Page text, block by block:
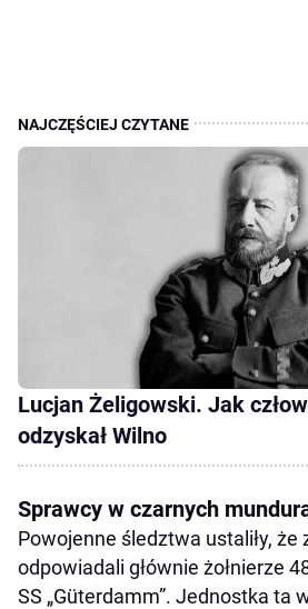
Lucjan Żeligowski. Jak
odzyskał Wilno
Sprawcy w czarnych
Powojenne śledztwa ustaliły, że
odpowiadali głównie żołnierze
SS „Güterdamm”. Jednostka ta